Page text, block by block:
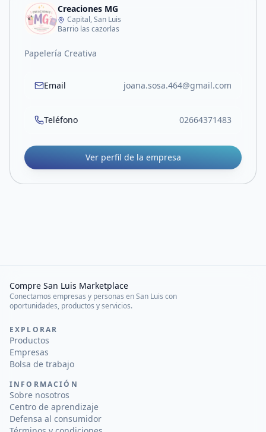
Creaciones MG
Capital, San Luis
Barrio las cazorlas
Papelería Creativa
Email joana.sosa.464@gmail.com
Teléfono 02664371483
Ver perfil de la empresa
Compre San Luis Marketplace
Conectamos empresas y personas en San Luis con
oportunidades, productos y servicios.
EXPLORAR
Productos
Empresas
Bolsa de trabajo
INFORMACIÓN
Sobre nosotros
Centro de aprendizaje
Defensa al consumidor